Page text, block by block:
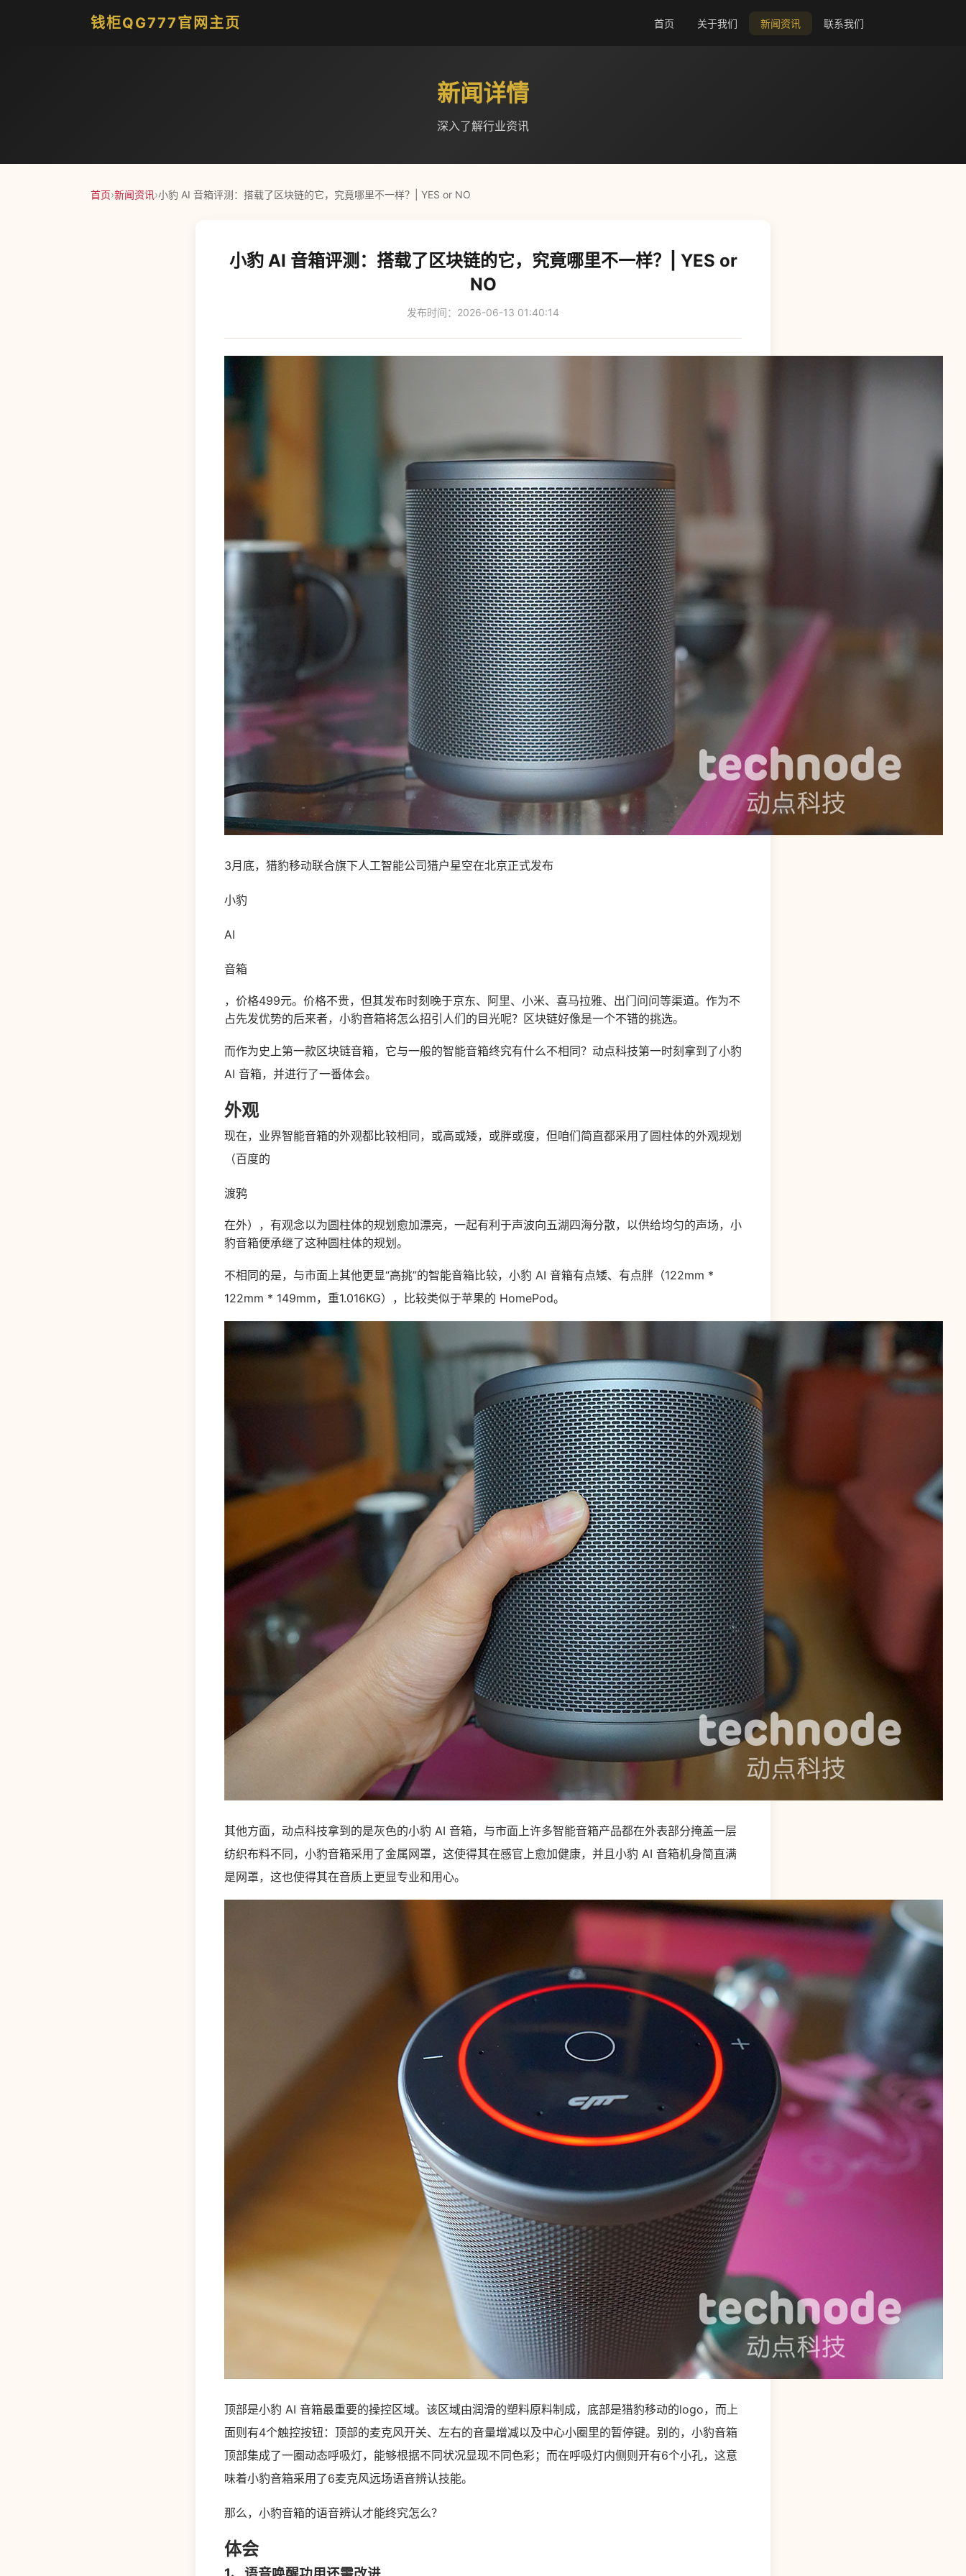
钱柜QG777官网主页 首页 关于我们 新闻资讯 联系我们
新闻详情
深入了解行业资讯
首页›新闻资讯›小豹 AI 音箱评测：搭载了区块链的它，究竟哪里不一样？| YES or NO
小豹 AI 音箱评测：搭载了区块链的它，究竟哪里不一样？| YES or
NO
发布时间：2026-06-13 01:40:14
3月底，猎豹移动联合旗下人工智能公司猎户星空在北京正式发布
小豹
AI
音箱
，价格499元。价格不贵，但其发布时刻晚于京东、阿里、小米、喜马拉雅、出门问问等渠道。作为不
占先发优势的后来者，小豹音箱将怎么招引人们的目光呢？区块链好像是一个不错的挑选。
而作为史上第一款区块链音箱，它与一般的智能音箱终究有什么不相同？动点科技第一时刻拿到了小豹
AI 音箱，并进行了一番体会。
外观
现在，业界智能音箱的外观都比较相同，或高或矮，或胖或瘦，但咱们简直都采用了圆柱体的外观规划
（百度的
渡鸦
在外），有观念以为圆柱体的规划愈加漂亮，一起有利于声波向五湖四海分散，以供给均匀的声场，小
豹音箱便承继了这种圆柱体的规划。
不相同的是，与市面上其他更显“高挑”的智能音箱比较，小豹 AI 音箱有点矮、有点胖（122mm *
122mm * 149mm，重1.016KG），比较类似于苹果的 HomePod。
其他方面，动点科技拿到的是灰色的小豹 AI 音箱，与市面上许多智能音箱产品都在外表部分掩盖一层
纺织布料不同，小豹音箱采用了金属网罩，这使得其在感官上愈加健康，并且小豹 AI 音箱机身简直满
是网罩，这也使得其在音质上更显专业和用心。
顶部是小豹 AI 音箱最重要的操控区域。该区域由润滑的塑料原料制成，底部是猎豹移动的logo，而上
面则有4个触控按钮：顶部的麦克风开关、左右的音量增减以及中心小圈里的暂停键。别的，小豹音箱
顶部集成了一圈动态呼吸灯，能够根据不同状况显现不同色彩；而在呼吸灯内侧则开有6个小孔，这意
味着小豹音箱采用了6麦克风远场语音辨认技能。
那么，小豹音箱的语音辨认才能终究怎么？
体会